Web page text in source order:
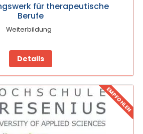
für therapeutische
Berufe
Weiterbildung
Details
EMPFOHLEN